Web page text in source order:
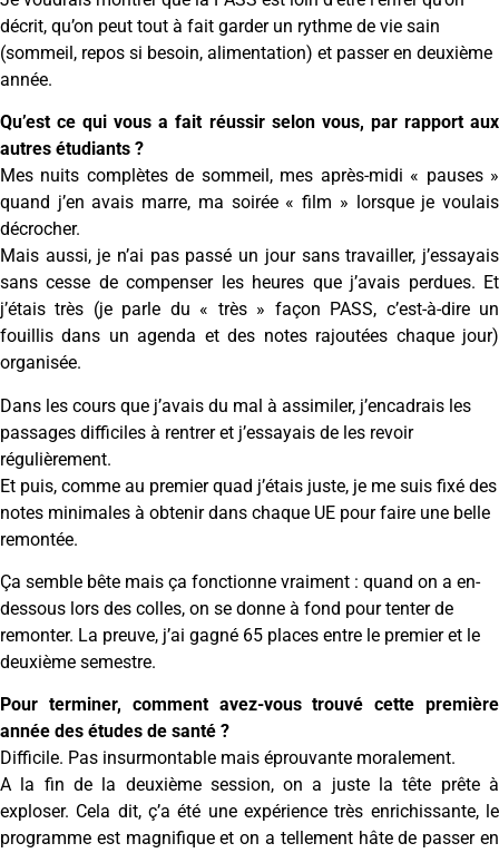
décrit, qu’on peut tout à fait garder un rythme de vie sain
(sommeil, repos si besoin, alimentation) et passer en deuxième
année.
Qu’est ce qui vous a fait réussir selon vous, par rapport aux
autres étudiants ?
Mes nuits complètes de sommeil, mes après-midi « pauses »
quand j’en avais marre, ma soirée « film » lorsque je voulais
décrocher.
Mais aussi, je n’ai pas passé un jour sans travailler, j’essayais
sans cesse de compenser les heures que j’avais perdues. Et
j’étais très (je parle du « très » façon PASS, c’est-à-dire un
fouillis dans un agenda et des notes rajoutées chaque jour)
organisée.
Dans les cours que j’avais du mal à assimiler, j’encadrais les
passages difficiles à rentrer et j’essayais de les revoir
régulièrement.
Et puis, comme au premier quad j’étais juste, je me suis fixé des
notes minimales à obtenir dans chaque UE pour faire une belle
remontée.
Ça semble bête mais ça fonctionne vraiment : quand on a en-
dessous lors des colles, on se donne à fond pour tenter de
remonter. La preuve, j’ai gagné 65 places entre le premier et le
deuxième semestre.
Pour terminer, comment avez-vous trouvé cette première
année des études de santé ?
Difficile. Pas insurmontable mais éprouvante moralement.
A la fin de la deuxième session, on a juste la tête prête à
exploser. Cela dit, ç’a été une expérience très enrichissante, le
programme est magnifique et on a tellement hâte de passer en